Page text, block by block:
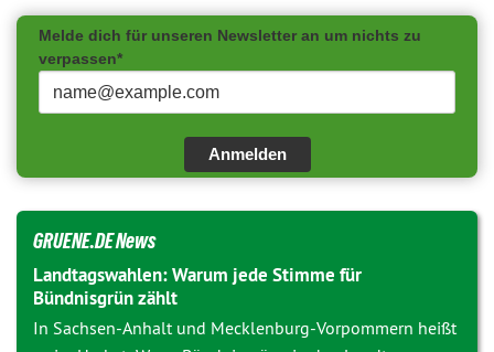
Melde dich für unseren Newsletter an um nichts zu
verpassen*
Anmelden
GRUENE.DE News
Landtagswahlen: Warum jede Stimme für
Bündnisgrün zählt
In Sachsen-Anhalt und Mecklenburg-Vorpommern heißt